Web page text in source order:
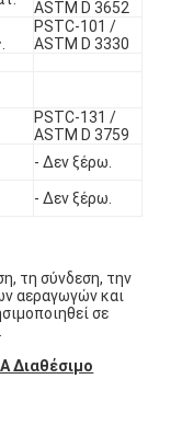
ASTM D 3652
PSTC-101 /
ASTM D 3330
PSTC-131 /
ASTM D 3759
- Δεν ξέρω.
- Δεν ξέρω.
τη σύνδεση, την
αεραγωγών και
σε
Διαθέσιμο